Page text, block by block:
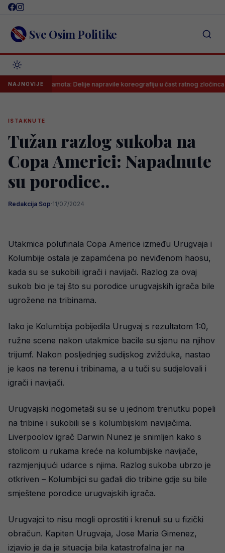
Skip
content Sve Osim Politike
NAJNOVIJE
sramota: Delije napravile koreografiju u čast ratnog zločinca na
ISTAKNUTE
Tužan razlog sukoba na
Copa Americi: Napadnute
su porodice..
Redakcija Sop·11/07/2024
Utakmica polufinala Copa Americe između Urugvaja i
Kolumbije ostala je zapamćena po neviđenom haosu,
kada su se sukobili igrači i navijači. Razlog za ovaj
sukob bio je taj što su porodice urugvajskih igrača bile
ugrožene na tribinama.
Iako je Kolumbija pobijedila Urugvaj s rezultatom 1:0,
ružne scene nakon utakmice bacile su sjenu na njihov
trijumf. Nakon posljednjeg sudijskog zvižduka, nastao
je kaos na terenu i tribinama, a u tuči su sudjelovali i
igrači i navijači.
Urugvajski nogometaši su se u jednom trenutku popeli
na tribine i sukobili se s kolumbijskim navijačima.
Liverpoolov igrač Darwin Nunez je snimljen kako s
stolicom u rukama kreće na kolumbijske navijače,
razmjenjujući udarce s njima. Razlog sukoba ubrzo je
otkriven – Kolumbijci su gađali dio tribine gdje su bile
smještene porodice urugvajskih igrača.
Urugvajci to nisu mogli oprostiti i krenuli su u fizički
obračun. Kapiten Urugvaja, Jose Maria Gimenez,
izjavio je da je situacija bila katastrofalna jer na